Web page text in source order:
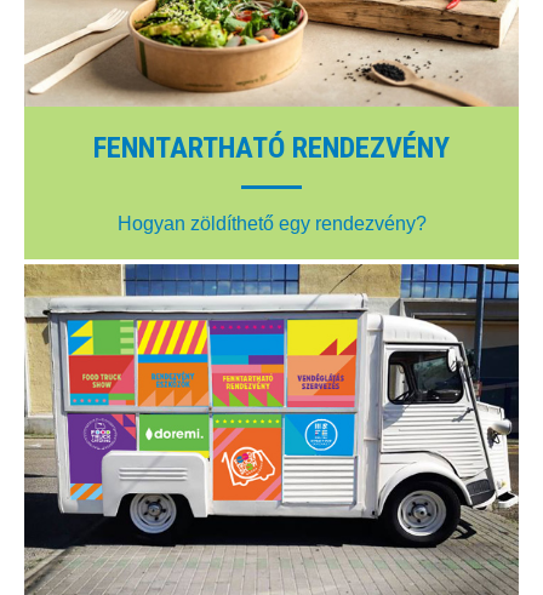
FENNTARTHATÓ RENDEZVÉNY
Hogyan zöldíthető egy rendezvény?